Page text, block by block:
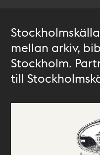
mellan arkiv,
Stockholm.
till